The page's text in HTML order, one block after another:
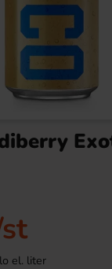
el. liter